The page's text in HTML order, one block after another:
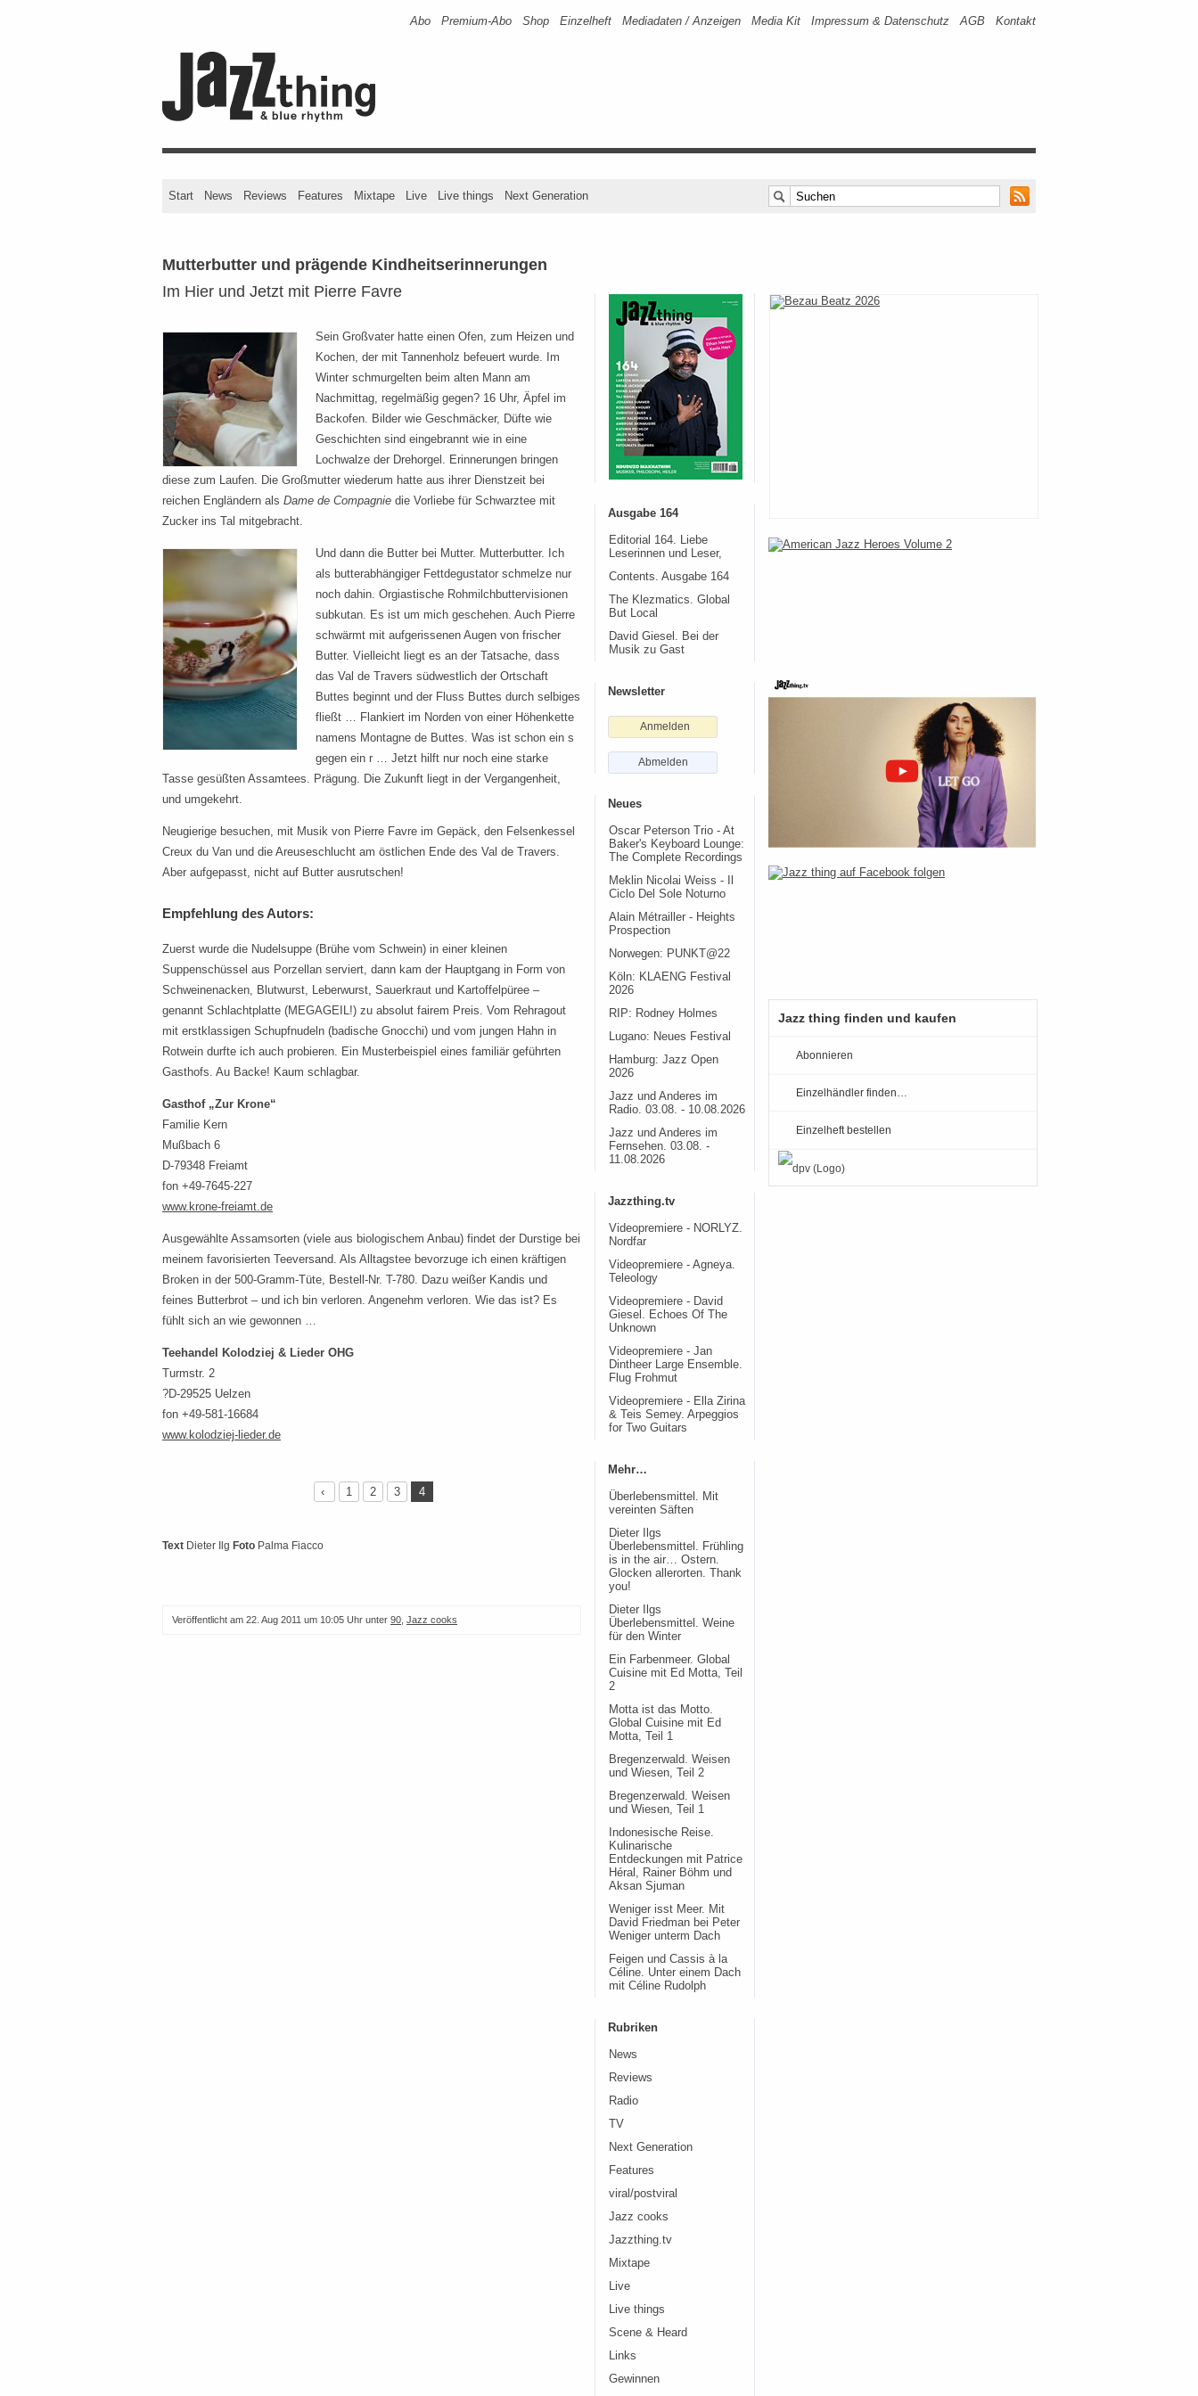
Abo Premium-Abo Shop Einzelheft Mediadaten / Anzeigen Media Kit Impressum & Datenschutz AGB Kontakt
Start News Reviews Features Mixtape Live Live things Next Generation
Mutterbutter und prägende Kindheitserinnerungen
Im Hier und Jetzt mit Pierre Favre
Sein Großvater hatte einen Ofen, zum Heizen und
Kochen, der mit Tannenholz befeuert wurde. Im
Winter schmurgelten beim alten Mann am
Nachmittag, regelmäßig gegen? 16 Uhr, Äpfel im
Backofen. Bilder wie Geschmäcker, Düfte wie
Geschichten sind eingebrannt wie in eine
Lochwalze der Drehorgel. Erinnerungen bringen
diese zum Laufen. Die Großmutter wiederum hatte aus ihrer Dienstzeit bei
reichen Engländern als Dame de Compagnie die Vorliebe für Schwarztee mit
Zucker ins Tal mitgebracht.
Und dann die Butter bei Mutter. Mutterbutter. Ich
als butterabhängiger Fettdegustator schmelze nur
noch dahin. Orgiastische Rohmilchbuttervisionen
subkutan. Es ist um mich geschehen. Auch Pierre
schwärmt mit aufgerissenen Augen von frischer
Butter. Vielleicht liegt es an der Tatsache, dass
das Val de Travers südwestlich der Ortschaft
Buttes beginnt und der Fluss Buttes durch selbiges
fließt … Flankiert im Norden von einer Höhenkette
namens Montagne de Buttes. Was ist schon ein s
gegen ein r … Jetzt hilft nur noch eine starke
Tasse gesüßten Assamtees. Prägung. Die Zukunft liegt in der Vergangenheit,
und umgekehrt.
Neugierige besuchen, mit Musik von Pierre Favre im Gepäck, den Felsenkessel
Creux du Van und die Areuseschlucht am östlichen Ende des Val de Travers.
Aber aufgepasst, nicht auf Butter ausrutschen!
Empfehlung des Autors:
Zuerst wurde die Nudelsuppe (Brühe vom Schwein) in einer kleinen
Suppenschüssel aus Porzellan serviert, dann kam der Hauptgang in Form von
Schweinenacken, Blutwurst, Leberwurst, Sauerkraut und Kartoffelpüree –
genannt Schlachtplatte (MEGAGEIL!) zu absolut fairem Preis. Vom Rehragout
mit erstklassigen Schupfnudeln (badische Gnocchi) und vom jungen Hahn in
Rotwein durfte ich auch probieren. Ein Musterbeispiel eines familiär geführten
Gasthofs. Au Backe! Kaum schlagbar.
Gasthof „Zur Krone“
Familie Kern
Mußbach 6
D-79348 Freiamt
fon +49-7645-227
www.krone-freiamt.de
Ausgewählte Assamsorten (viele aus biologischem Anbau) findet der Durstige bei
meinem favorisierten Teeversand. Als Alltagstee bevorzuge ich einen kräftigen
Broken in der 500-Gramm-Tüte, Bestell-Nr. T-780. Dazu weißer Kandis und
feines Butterbrot – und ich bin verloren. Angenehm verloren. Wie das ist? Es
fühlt sich an wie gewonnen …
Teehandel Kolodziej & Lieder OHG
Turmstr. 2
?D-29525 Uelzen
fon +49-581-16684
www.kolodziej-lieder.de
‹ 1 2 3 4
Text Dieter Ilg Foto Palma Fiacco
Veröffentlicht am 22. Aug 2011 um 10:05 Uhr unter 90 Jazz cooks
Ausgabe 164
Editorial 164. Liebe
Leserinnen und Leser,
Contents. Ausgabe 164
The Klezmatics. Global
But Local
David Giesel. Bei der
Musik zu Gast
Newsletter
Anmelden
Abmelden
Neues
Oscar Peterson Trio - At
Baker's Keyboard Lounge:
The Complete Recordings
Meklin Nicolai Weiss - Il
Ciclo Del Sole Noturno
Alain Métrailler - Heights
Prospection
Norwegen: PUNKT@22
Köln: KLAENG Festival
2026
RIP: Rodney Holmes
Lugano: Neues Festival
Hamburg: Jazz Open
2026
Jazz und Anderes im
Radio. 03.08. - 10.08.2026
Jazz und Anderes im
Fernsehen. 03.08. -
11.08.2026
Jazzthing.tv
Videopremiere - NORLYZ.
Nordfar
Videopremiere - Agneya.
Teleology
Videopremiere - David
Giesel. Echoes Of The
Unknown
Videopremiere - Jan
Dintheer Large Ensemble.
Flug Frohmut
Videopremiere - Ella Zirina
& Teis Semey. Arpeggios
for Two Guitars
Mehr…
Überlebensmittel. Mit
vereinten Säften
Dieter Ilgs
Überlebensmittel. Frühling
is in the air… Ostern.
Glocken allerorten. Thank
you!
Dieter Ilgs
Überlebensmittel. Weine
für den Winter
Ein Farbenmeer. Global
Cuisine mit Ed Motta, Teil
2
Motta ist das Motto.
Global Cuisine mit Ed
Motta, Teil 1
Bregenzerwald. Weisen
und Wiesen, Teil 2
Bregenzerwald. Weisen
und Wiesen, Teil 1
Indonesische Reise.
Kulinarische
Entdeckungen mit Patrice
Héral, Rainer Böhm und
Aksan Sjuman
Weniger isst Meer. Mit
David Friedman bei Peter
Weniger unterm Dach
Feigen und Cassis à la
Céline. Unter einem Dach
mit Céline Rudolph
Rubriken
News
Reviews
Radio
TV
Next Generation
Features
viral/postviral
Jazz cooks
Jazzthing.tv
Mixtape
Live
Live things
Scene & Heard
Links
Gewinnen
Jazz thing finden und kaufen
Abonnieren
Einzelhändler finden…
Einzelheft bestellen